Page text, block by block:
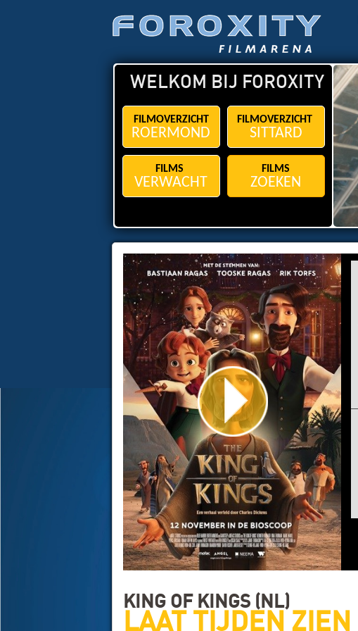
WELKOM BIJ FOROXITY
FILMOVERZICHT
ROERMOND
FILMOVERZICHT
SITTARD
FILMS
VERWACHT
FILMS
ZOEKEN
KING OF KINGS (NL)
LAAT TIJDEN ZIEN